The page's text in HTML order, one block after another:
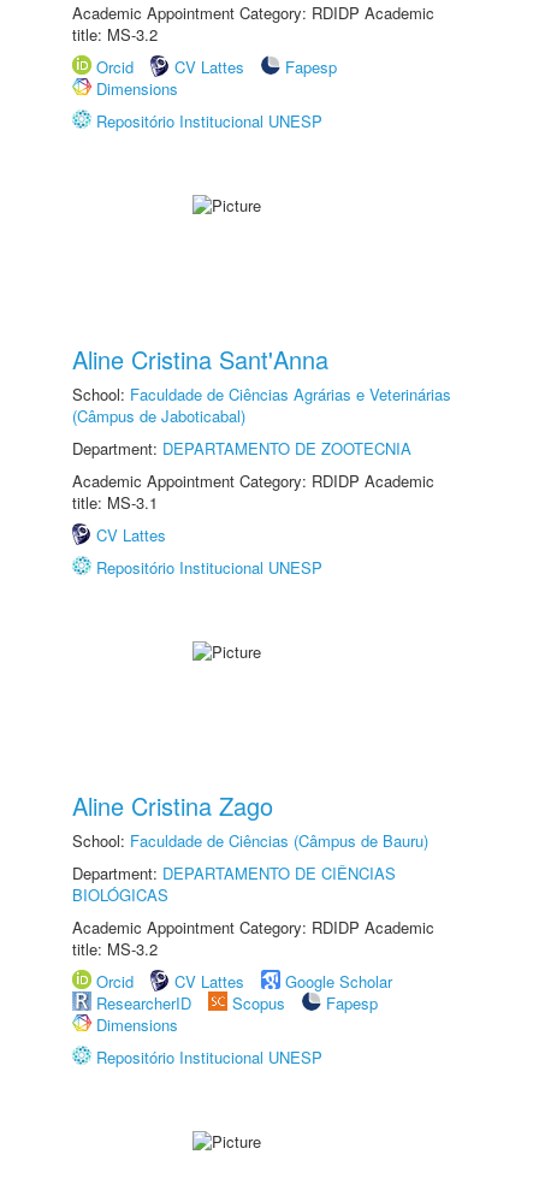
Academic Appointment Category: RDIDP Academic
title: MS-3.2
Orcid
CV Lattes
Fapesp
Dimensions
Repositório Institucional UNESP
Aline Cristina Sant'Anna
School: Faculdade de Ciências Agrárias e Veterinárias
(Câmpus de Jaboticabal)
Department: DEPARTAMENTO DE ZOOTECNIA
Academic Appointment Category: RDIDP Academic
title: MS-3.1
CV Lattes
Repositório Institucional UNESP
Aline Cristina Zago
School: Faculdade de Ciências (Câmpus de Bauru)
Department: DEPARTAMENTO DE CIÊNCIAS
BIOLÓGICAS
Academic Appointment Category: RDIDP Academic
title: MS-3.2
Orcid
CV Lattes
Google Scholar
ResearcherID
Scopus
Fapesp
Dimensions
Repositório Institucional UNESP